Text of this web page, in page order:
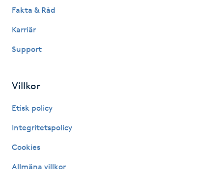
Hudföryngring
Hyaluronsyra
Hypnos
Fakta & Råd
Karriär
Support
Villkor
Etisk policy
Integritetspolicy
Cookies
Allmäna villkor